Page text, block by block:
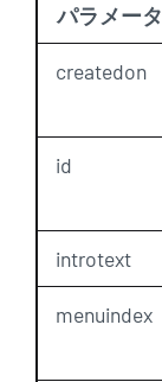
パラメータ
createdon
id
introtext
menuindex